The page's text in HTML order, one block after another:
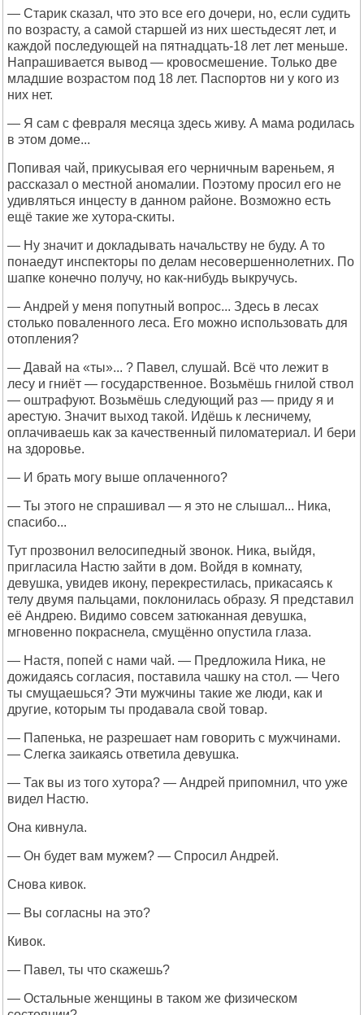
— Старик сказал, что это все его дочери, но, если судить
по возрасту, а самой старшей из них шестьдесят лет, и
каждой последующей на пятнадцать-18 лет лет меньше.
Напрашивается вывод — кровосмешение. Только две
младшие возрастом под 18 лет. Паспортов ни у кого из
них нет.
— Я сам с февраля месяца здесь живу. А мама родилась
в этом доме...
Попивая чай, прикусывая его черничным вареньем, я
рассказал о местной аномалии. Поэтому просил его не
удивляться инцесту в данном районе. Возможно есть
ещё такие же хутора-скиты.
— Ну значит и докладывать начальству не буду. А то
понаедут инспекторы по делам несовершеннолетних. По
шапке конечно получу, но как-нибудь выкручусь.
— Андрей у меня попутный вопрос... Здесь в лесах
столько поваленного леса. Его можно использовать для
отопления?
— Давай на «ты»... ? Павел, слушай. Всё что лежит в
лесу и гниёт — государственное. Возьмёшь гнилой ствол
— оштрафуют. Возьмёшь следующий раз — приду я и
арестую. Значит выход такой. Идёшь к лесничему,
оплачиваешь как за качественный пиломатериал. И бери
на здоровье.
— И брать могу выше оплаченного?
— Ты этого не спрашивал — я это не слышал... Ника,
спасибо...
Тут прозвонил велосипедный звонок. Ника, выйдя,
пригласила Настю зайти в дом. Войдя в комнату,
девушка, увидев икону, перекрестилась, прикасаясь к
телу двумя пальцами, поклонилась образу. Я представил
её Андрею. Видимо совсем затюканная девушка,
мгновенно покраснела, смущённо опустила глаза.
— Настя, попей с нами чай. — Предложила Ника, не
дожидаясь согласия, поставила чашку на стол. — Чего
ты смущаешься? Эти мужчины такие же люди, как и
другие, которым ты продавала свой товар.
— Папенька, не разрешает нам говорить с мужчинами.
— Слегка заикаясь ответила девушка.
— Так вы из того хутора? — Андрей припомнил, что уже
видел Настю.
Она кивнула.
— Он будет вам мужем? — Спросил Андрей.
Снова кивок.
— Вы согласны на это?
Кивок.
— Павел, ты что скажешь?
— Остальные женщины в таком же физическом